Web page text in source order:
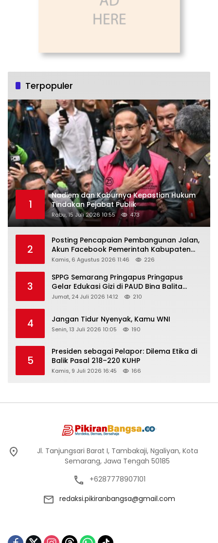
Terpopuler
1
Nadiem dan Kaburnya Kepastian Hukum
Tindakan Pejabat Publik
Rabu, 15 Juli 2026 10:55 473
2
Posting Pencapaian Pembangunan Jalan,
Akun Facebook Pemerintah Kabupaten
Rembang “Dirujak” Warganet
Kamis, 6 Agustus 2026 11:46 226
3
SPPG Semarang Pringapus Pringapus
Gelar Edukasi Gizi di PAUD Bina Balita
Peringati Hari Anak Nasional 2026
Jumat, 24 Juli 2026 14:12 210
4 Jangan Tidur Nyenyak, Kamu WNI
Senin, 13 Juli 2026 10:05 190
5
Presiden sebagai Pelapor: Dilema Etika di
Balik Pasal 218–220 KUHP
Kamis, 9 Juli 2026 16:45 166
Jl. Tanjungsari Barat I, Tambakaji, Ngaliyan, Kota
Semarang, Jawa Tengah 50185
+6287778907101
redaksi.pikiranbangsa@gmail.com